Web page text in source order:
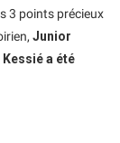
3 points précieux
Junior
Kessié a été